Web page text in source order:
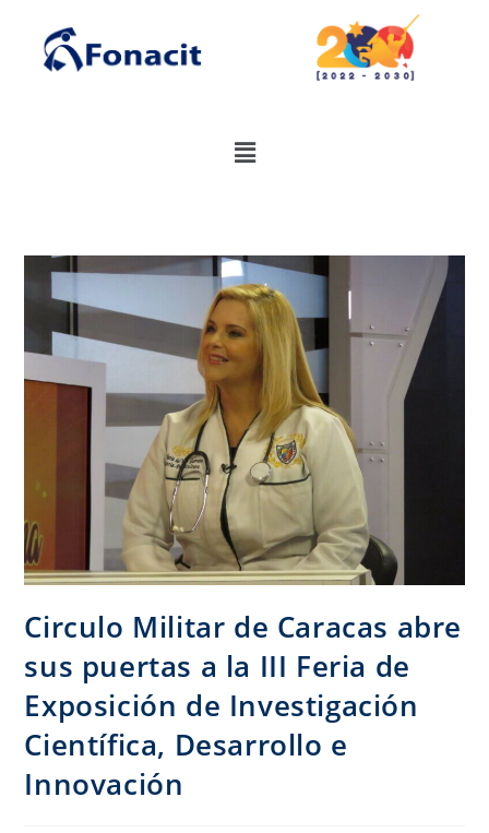
Circulo Militar de Caracas abre
sus puertas a la III Feria de
Exposición de Investigación
Científica, Desarrollo e
Innovación